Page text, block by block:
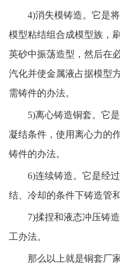
4)消失模铸造。它是
模型粘结组合成模型族，
英砂中振荡造型，然后在
汽化并使金属液占据模型
需铸件的办法。
5)离心铸造铜套。它
凝结条件，使用离心力的
铸件的办法。
6)连续铸造。它是经
结、冷却的条件下铸造管
7)揉捏和液态冲压铸
工办法。
那么以上就是铜套厂